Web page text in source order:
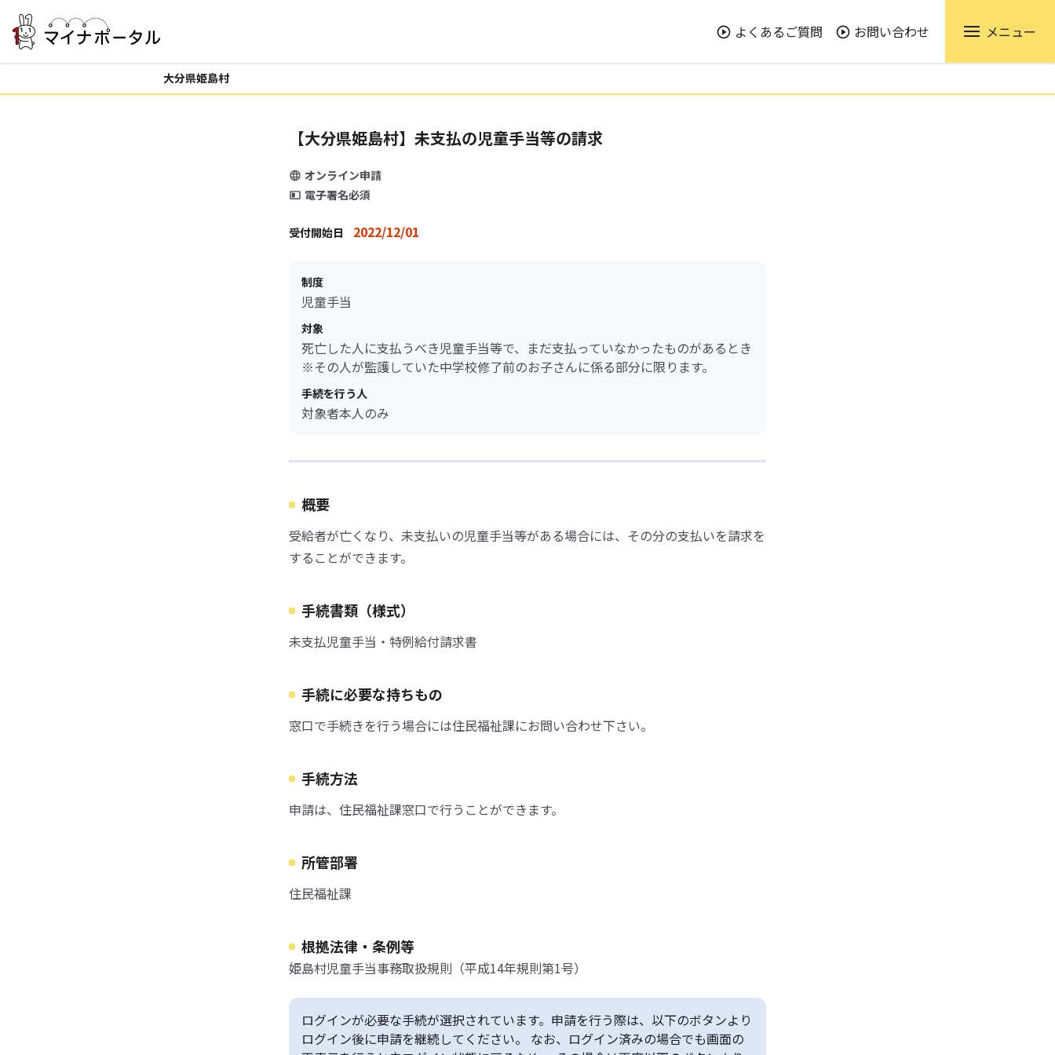
よくあるご質問 お問い合わせ メニュー
大分県姫島村
【大分県姫島村】未支払の児童手当等の請求
オンライン申請
電子署名必須
受付開始日 2022/12/01
制度
児童手当
対象
死亡した人に支払うべき児童手当等で、まだ支払っていなかったものがあるとき
※その人が監護していた中学校修了前のお子さんに係る部分に限ります。
手続を行う人
対象者本人のみ
概要
受給者が亡くなり、未支払いの児童手当等がある場合には、その分の支払いを請求を
することができます。
手続書類（様式）
未支払児童手当・特例給付請求書
手続に必要な持ちもの
窓口で手続きを行う場合には住民福祉課にお問い合わせ下さい。
手続方法
申請は、住民福祉課窓口で行うことができます。
所管部署
住民福祉課
根拠法律・条例等
姫島村児童手当事務取扱規則（平成14年規則第1号）
ログインが必要な手続が選択されています。申請を行う際は、以下のボタンより
ログイン後に申請を継続してください。 なお、ログイン済みの場合でも画面の